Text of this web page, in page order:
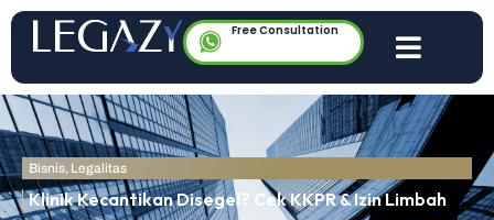
Free Consultation
Bisnis, Legalitas
Klinik Kecantikan Disegel? Cek KKPR & Izin Limbah